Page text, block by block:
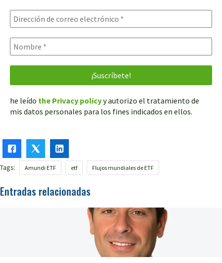
he leído the Privacy policyy autorizo el tratamiento de
mis datos personales para los fines indicados en ellos.
Tags: Amundi ETF etf Flujos mundiales de ETF
Entradas relacionadas